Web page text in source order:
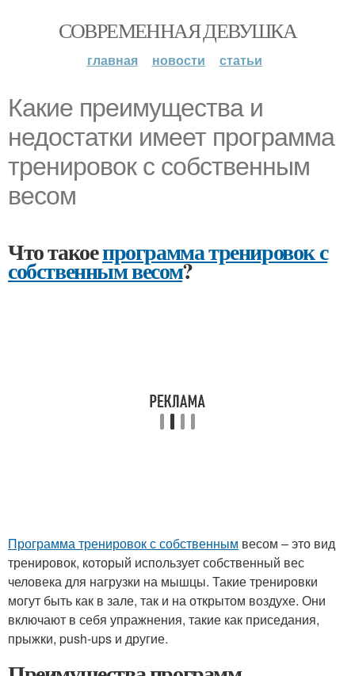
СОВРЕМЕННАЯ ДЕВУШКА
главная новости статьи
Какие преимущества и
недостатки имеет программа
тренировок с собственным
весом
Что такоепрограмма тренировок с
собственным весом?
Программа тренировок с собственным весом – это вид
тренировок, который использует собственный вес
человека для нагрузки на мышцы. Такие тренировки
могут быть как в зале, так и на открытом воздухе. Они
включают в себя упражнения, такие как приседания,
прыжки, push-ups и другие.